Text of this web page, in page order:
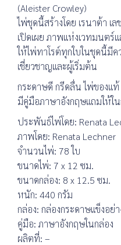
(Aleister Crowley)
ไพ่ชุดนี้สร้างโดย เรนาต้า เ
เปิดเผย ภาพแห่งเวทมนต
ให้ไพ่ทาโรต์ทุกใบในชุดนี้มี
เชี่ยวชาญและผู้เริ่มต้น
กระดาษดี กรีดลื่น ไพ่ของแท้
มีคู่มือภาษาอังกฤษแถมให้ใ
ประพันธ์ไพ่โดย: Renata
ภาพโดย: Renata Lechner
จำนวนไพ่: 78 ใบ
ขนาดไพ่: 7 x 12 ซม.
ขนาดกล่อง: 8 x 12.5 ซม.
หนัก: 440 กรัม
กล่อง: กล่องกระดาษแข็งอย่
คู่มือ: ภาษาอังกฤษในกล่อง
ผลิตที่: –